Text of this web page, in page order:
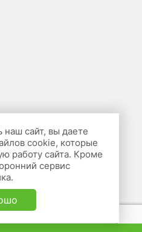
наш сайт, вы даете
cookie, которые
работу сайта. Кроме
сервис